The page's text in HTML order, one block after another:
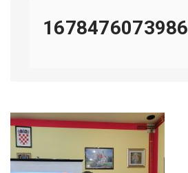
1678476073986